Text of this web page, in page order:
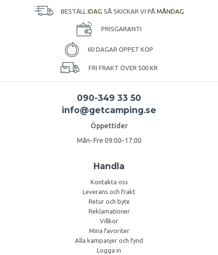
BESTÄLL IDAG SÅ SKICKAR VI PÅ MÅNDAG
PRISGARANTI
60 DAGAR ÖPPET KÖP
FRI FRAKT ÖVER 500 KR
090-349 33 50
info@getcamping.se
Öppettider
Mån-Fre 09:00-17:00
Handla
Kontakta oss
Leverans och frakt
Retur och byte
Reklamationer
Villkor
Mina favoriter
Alla kampanjer och fynd
Logga in